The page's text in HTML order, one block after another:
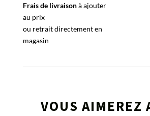
Frais de livraisonà ajouter
au prix
ou retrait directement en
magasin
VOUS AIMEREZ